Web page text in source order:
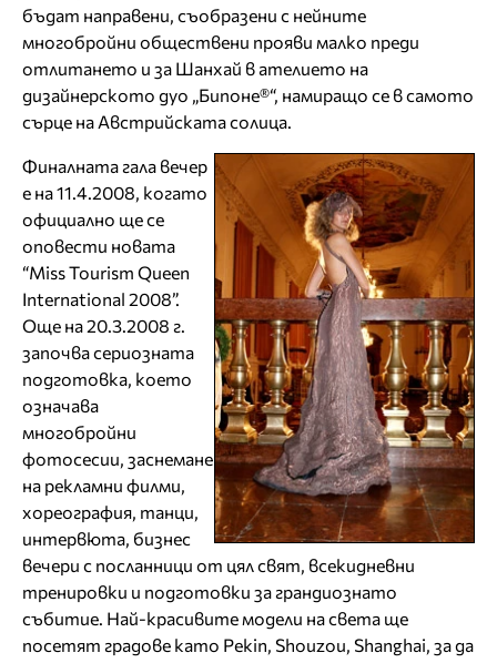
бъдат направени, съобразени с нейните
мнoгoбройни обществени прояви малко преди
отлитането и за Шанхай в ателието на
дизайнерското дуо „Бипоне®“, намиращо се в самото
сърце на Австрийската солица.
Финалната гала вечер
е на 11.4.2008, когато
официално ще се
оповести новата
“Miss Tourism Queen
International 2008”.
Още на 20.3.2008 г.
започва сериозната
подготовка, което
означава
мнoгoбройни
фотосесии, заснемане
на рекламни филми,
хореография, танци,
интервюта, бизнес
вечери с посланници от цял свят, всекидневни
тренировки и подготовки за грандиознато
събитие. Най-красивите модели на света ще
посетят градове като Pekin, Shouzou, Shanghai, за да